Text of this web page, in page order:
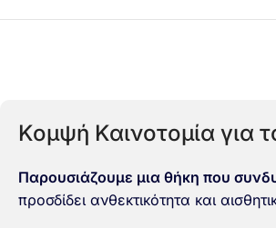
Κομψή Καινοτομία για
Παρουσιάζουμε μια θήκη που
προσδίδει ανθεκτικότητα και